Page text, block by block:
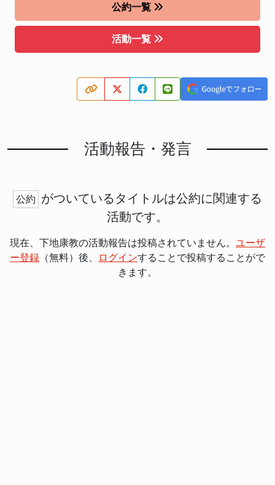
公約一覧
活動一覧
活動報告・発言
公約 がついているタイトルは公約に関連する
活動です。
現在、下地康教の活動報告は投稿されていません。 ユーザ
ー登録 （無料）後、 ログインすることで投稿することがで
きます。